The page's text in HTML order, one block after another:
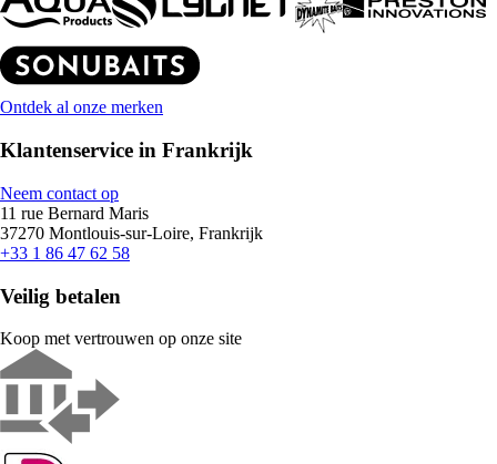
Ontdek al onze merken
Klantenservice in Frankrijk
Neem contact op
11 rue Bernard Maris
37270 Montlouis-sur-Loire, Frankrijk
+33 1 86 47 62 58
Veilig betalen
Koop met vertrouwen op onze site